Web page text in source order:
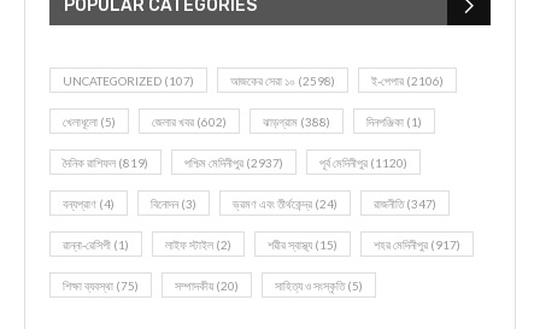
POPULAR CATEGORIES
UNCATEGORIZED (107) আজকের সেরা ১০ (2598) ই-পেপার (2106)
খেলাধূলো (5) জেলার খবর (602) ঝাড়গ্রাম (388) দিনপঞ্জিকা (1)
দৈনিক রাশিফল (819) পশ্চিম মেদিনীপুর (2937) পূর্ব মেদিনীপুর (1120)
বন্যপ্রাণ (4) বিনোদন(3) ভ্রমণ এবং তীর্থকেন্দ্র (24) রাজনীতি(347)
রান্না-রেসিপী (1) লাইফ স্টাইল (2) শরীর স্বাস্থ্য (15) শহর মেদিনীপুর (917)
শিক্ষা ব্যবস্থা (75) সম্পাদকীয় (20) সাহিত্য ও সংস্কৃতি(5)